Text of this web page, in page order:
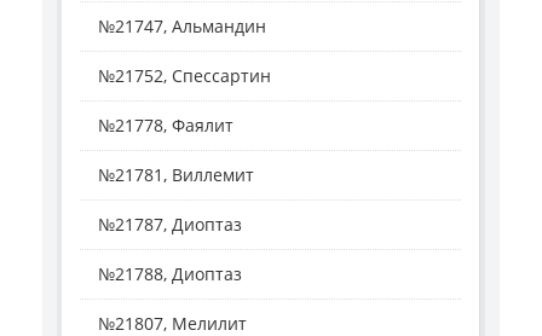
№21747, Альмандин
№21752, Спессартин
№21778, Фаялит
№21781, Виллемит
№21787, Диоптаз
№21788, Диоптаз
№21807, Мелилит